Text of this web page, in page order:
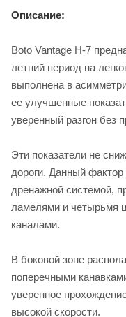
Описание:
Boto Vantage H-7
летний период на
выполнена в
ее улучшенные
уверенный разгон без
Эти показатели не
дороги. Данный
дренажной системой,
ламелями и четырьмя
каналами.
В боковой зоне
поперечными
уверенное
высокой скорости.